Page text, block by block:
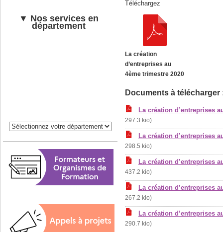
▼ Nos services en
département
Téléchargez
La création
d’entreprises au
4ème trimestre 2020
Documents à télécharger
La création d’entreprises
297.3 kio)
La création d’entreprises
298.5 kio)
La création d’entreprises
437.2 kio)
La création d’entreprises
267.2 kio)
La création d’entreprises
290.7 kio)